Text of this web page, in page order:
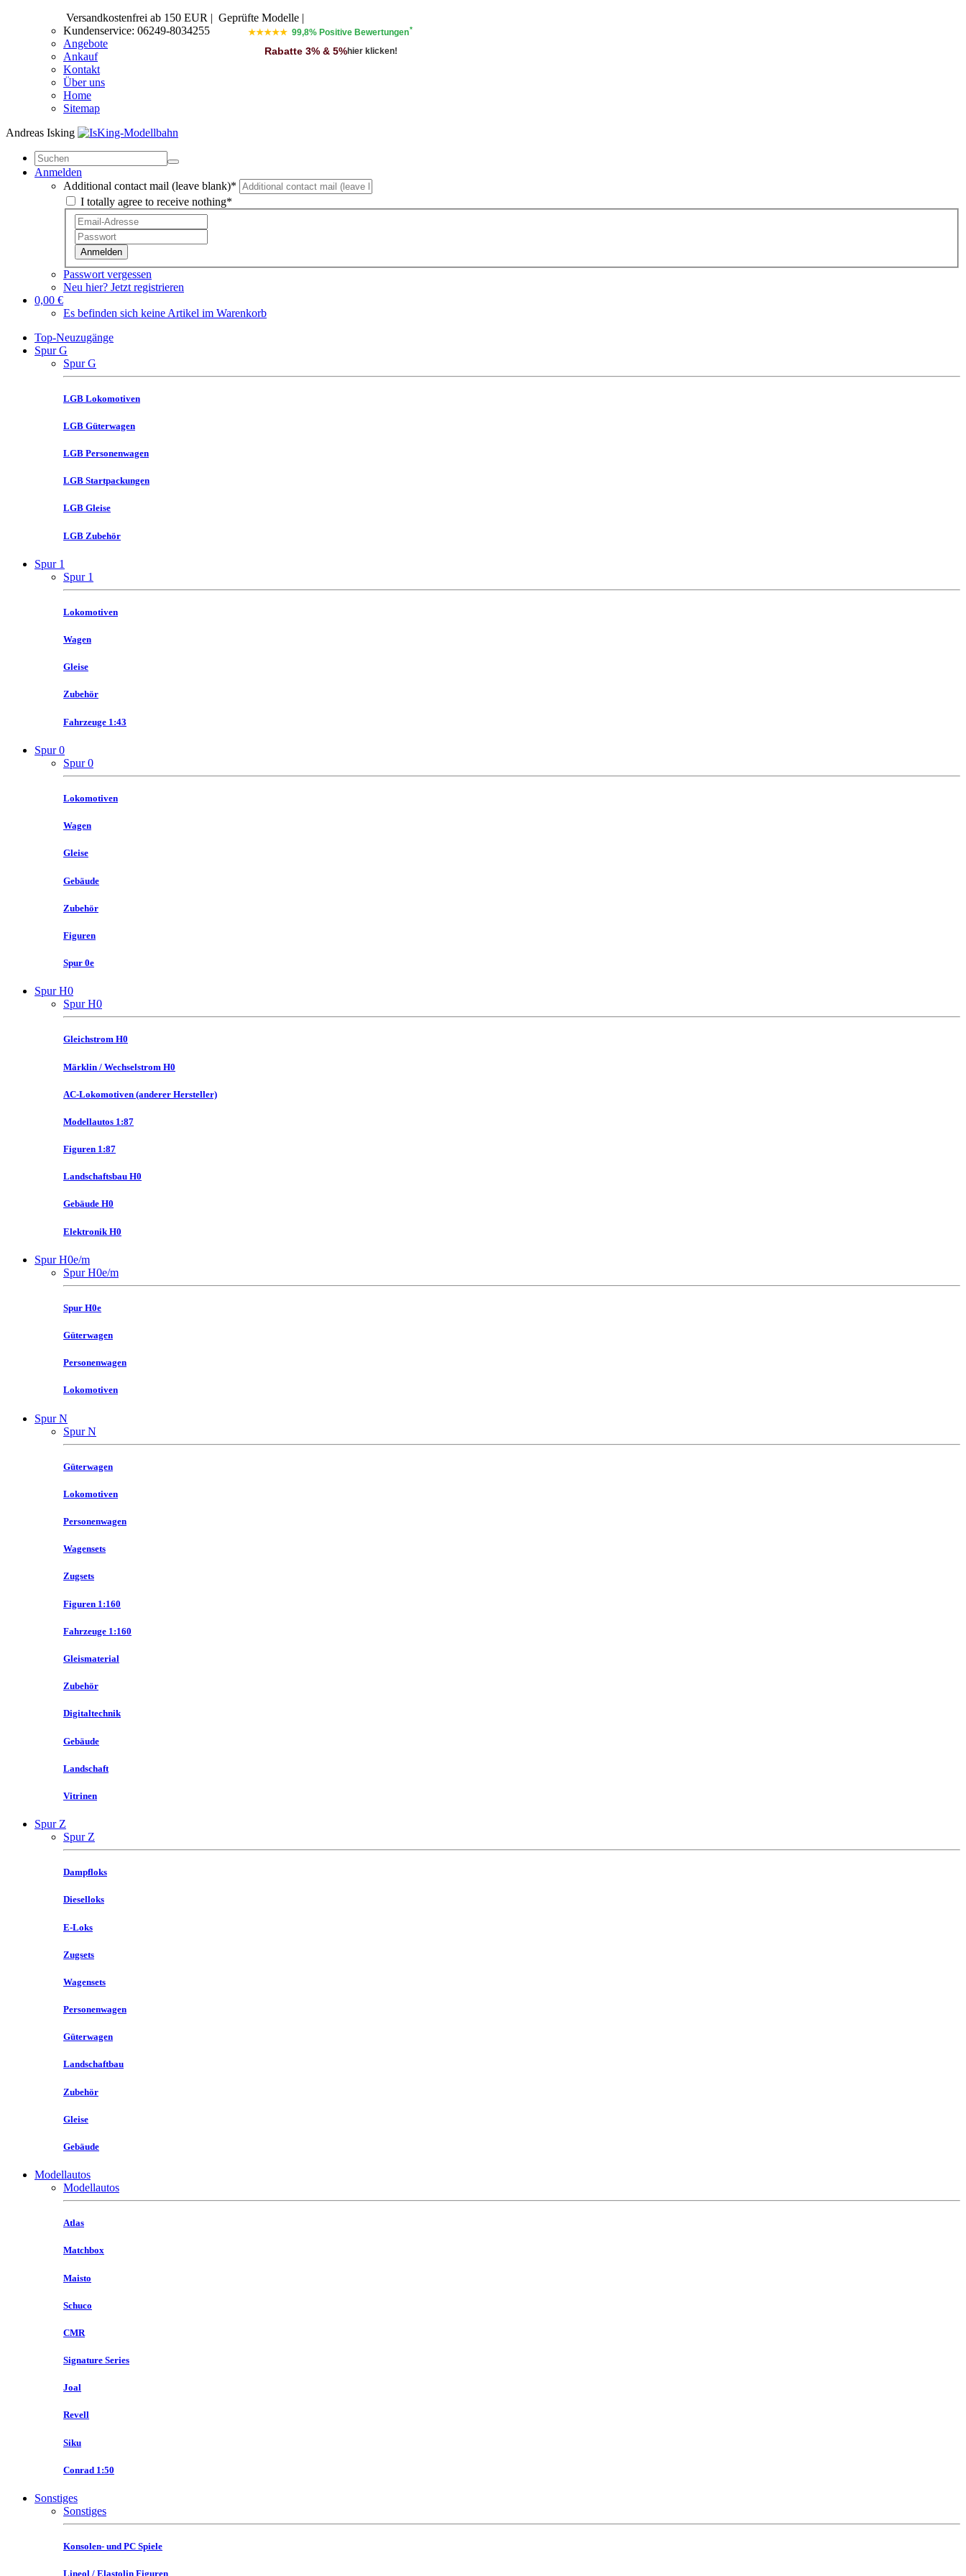
Versandkostenfrei ab 150 EUR | Geprüfte Modelle |
Kundenservice: 06249-8034255
Angebote
Ankauf
Kontakt
Über uns
Home
Sitemap
Andreas Isking
★★★★★ 99,8% Positive Bewertungen*
Rabatte 3% & 5%hier klicken!
Anmelden
Additional contact mail (leave blank)*
I totally agree to receive nothing*
Anmelden
Passwort vergessen
Neu hier? Jetzt registrieren
0,00 €
Es befinden sich keine Artikel im Warenkorb
Top-Neuzugänge
Spur G
Spur G
LGB Lokomotiven
LGB Güterwagen
LGB Personenwagen
LGB Startpackungen
LGB Gleise
LGB Zubehör
Spur 1
Spur 1
Lokomotiven
Wagen
Gleise
Zubehör
Fahrzeuge 1:43
Spur 0
Spur 0
Lokomotiven
Wagen
Gleise
Gebäude
Zubehör
Figuren
Spur 0e
Spur H0
Spur H0
Gleichstrom H0
Märklin / Wechselstrom H0
AC-Lokomotiven (anderer Hersteller)
Modellautos 1:87
Figuren 1:87
Landschaftsbau H0
Gebäude H0
Elektronik H0
Spur H0e/m
Spur H0e/m
Spur H0e
Güterwagen
Personenwagen
Lokomotiven
Spur N
Spur N
Güterwagen
Lokomotiven
Personenwagen
Wagensets
Zugsets
Figuren 1:160
Fahrzeuge 1:160
Gleismaterial
Zubehör
Digitaltechnik
Gebäude
Landschaft
Vitrinen
Spur Z
Spur Z
Dampfloks
Dieselloks
E-Loks
Zugsets
Wagensets
Personenwagen
Güterwagen
Landschaftbau
Zubehör
Gleise
Gebäude
Modellautos
Modellautos
Atlas
Matchbox
Maisto
Schuco
CMR
Signature Series
Joal
Revell
Siku
Conrad 1:50
Sonstiges
Sonstiges
Konsolen- und PC Spiele
Lineol / Elastolin Figuren